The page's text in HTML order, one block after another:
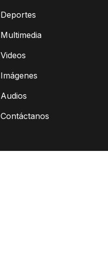
Deportes
Multimedia
Videos
Imágenes
Audios
Contáctanos